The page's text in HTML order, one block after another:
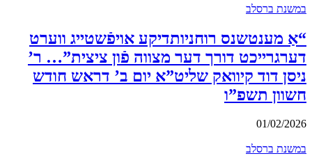
במשנת ברסלב
“אַ מענטשנס רוחניותדיקע אויפֿשטייג ווערט
דערגרייכט דורך דער מצווה פֿון ציצית”… ר’
ניסן דוד קיוואק שליט”א יום ב’ דראש חודש
חשוון תשפ”ו
01/02/2026
במשנת ברסלב